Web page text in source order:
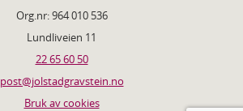
Org.nr: 964 010 536
Lundliveien 11
22 65 60 50
post@jolstadgravstein.no
Bruk av cookies